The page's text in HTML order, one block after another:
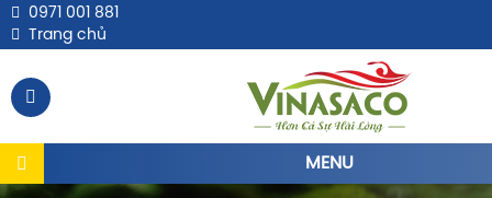
0971 001 881
Trang chủ
MENU